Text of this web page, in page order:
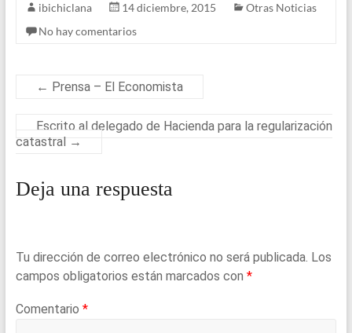
tt
er
ce
b
o
k
es
ky
ail at
p
p
ar
ibichiclana 14 diciembre, 2015
Otras Noticias
No hay comentarios
← Prensa – El Economista
Escrito al delegado de Hacienda para la regularización
catastral →
Deja una respuesta
Tu dirección de correo electrónico no será publicada. Los
campos obligatorios están marcados con *
Comentario *